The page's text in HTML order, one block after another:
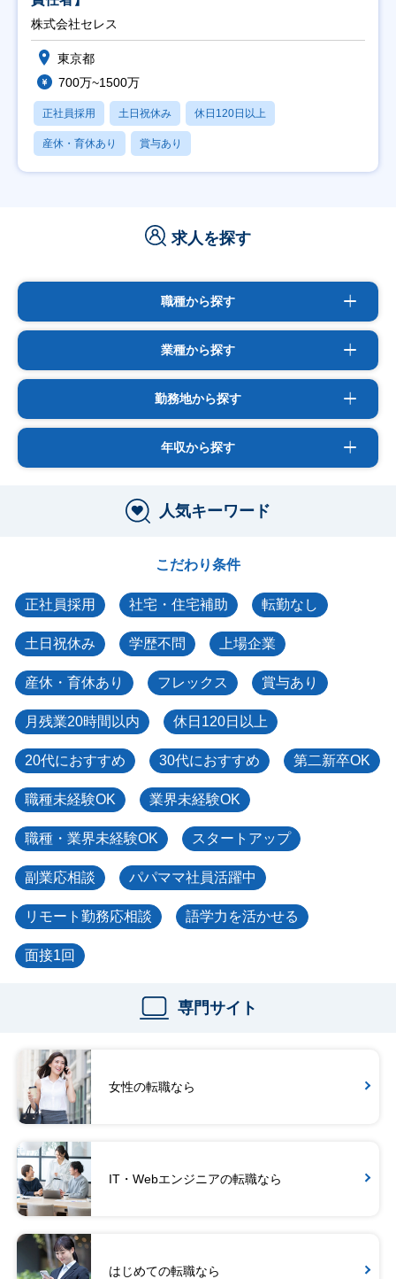
株式会社セレス
東京都
700万~1500万
正社員採用 土日祝休み 休日120日以上
産休・育休あり 賞与あり
求人を探す
職種から探す
業種から探す
勤務地から探す
年収から探す
人気キーワード
こだわり条件
正社員採用 社宅・住宅補助 転勤なし
土日祝休み 学歴不問 上場企業
産休・育休あり フレックス 賞与あり
月残業20時間以内 休日120日以上
20代におすすめ 30代におすすめ 第二新卒OK
職種未経験OK 業界未経験OK
職種・業界未経験OK スタートアップ
副業応相談 パパママ社員活躍中
リモート勤務応相談 語学力を活かせる
面接1回
専門サイト
女性の転職なら
IT・Webエンジニアの転職なら
はじめての転職なら